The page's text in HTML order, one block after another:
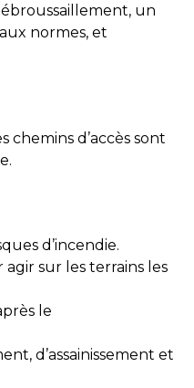
un
normes, et
d’accès sont
d’incendie.
agir sur les terrains les
le
d’assainissement et